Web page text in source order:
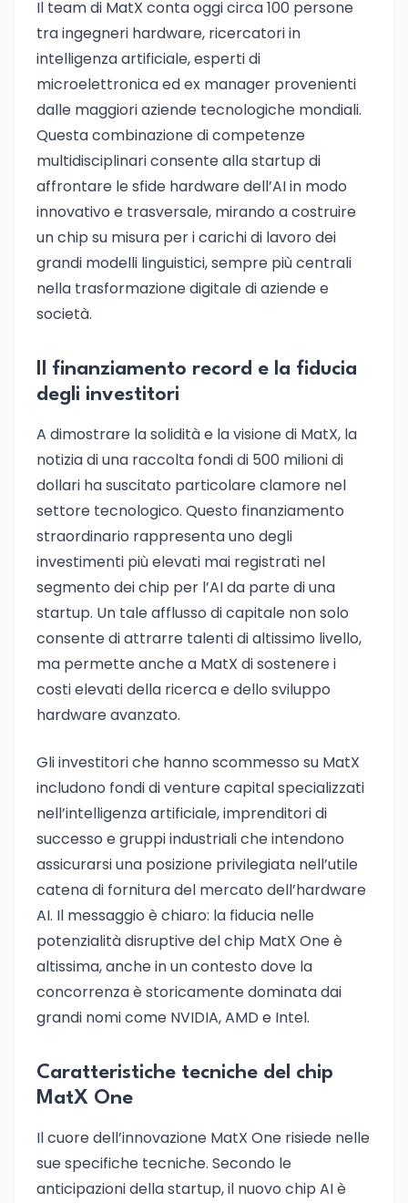
Il team di MatX conta oggi circa 100 persone
tra ingegneri hardware, ricercatori in
intelligenza artificiale, esperti di
microelettronica ed ex manager provenienti
dalle maggiori aziende tecnologiche mondiali.
Questa combinazione di competenze
multidisciplinari consente alla startup di
affrontare le sfide hardware dell’AI in modo
innovativo e trasversale, mirando a costruire
un chip su misura per i carichi di lavoro dei
grandi modelli linguistici, sempre più centrali
nella trasformazione digitale di aziende e
società.
Il finanziamento record e la fiducia
degli investitori
A dimostrare la solidità e la visione di MatX, la
notizia di una raccolta fondi di 500 milioni di
dollari ha suscitato particolare clamore nel
settore tecnologico. Questo finanziamento
straordinario rappresenta uno degli
investimenti più elevati mai registrati nel
segmento dei chip per l’AI da parte di una
startup. Un tale afflusso di capitale non solo
consente di attrarre talenti di altissimo livello,
ma permette anche a MatX di sostenere i
costi elevati della ricerca e dello sviluppo
hardware avanzato.
Gli investitori che hanno scommesso su MatX
includono fondi di venture capital specializzati
nell’intelligenza artificiale, imprenditori di
successo e gruppi industriali che intendono
assicurarsi una posizione privilegiata nell’utile
catena di fornitura del mercato dell’hardware
AI. Il messaggio è chiaro: la fiducia nelle
potenzialità disruptive del chip MatX One è
altissima, anche in un contesto dove la
concorrenza è storicamente dominata dai
grandi nomi come NVIDIA, AMD e Intel.
Caratteristiche tecniche del chip
MatX One
Il cuore dell’innovazione MatX One risiede nelle
sue specifiche tecniche. Secondo le
anticipazioni della startup, il nuovo chip AI è